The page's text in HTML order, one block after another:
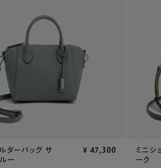
ダーバッグ サ
ー
¥ 47,300
ミニシ
ーク